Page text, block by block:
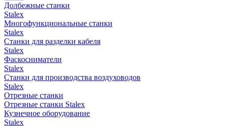
Долбежные станки
Stalex
Многофункциональные станки
Stalex
Станки для разделки кабеля
Stalex
Фаскосниматели
Stalex
Станки для производства воздуховодов
Stalex
Отрезные станки
Отрезные станки Stalex
Кузнечное оборудование
Stalex